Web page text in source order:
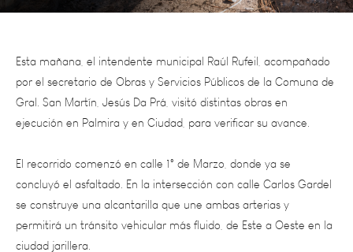
Esta mañana, el intendente municipal Raúl Rufeil, acompañado
por el secretario de Obras y Servicios Públicos de la Comuna de
Gral. San Martín, Jesús Da Prá, visitó distintas obras en
ejecución en Palmira y en Ciudad, para verificar su avance.
El recorrido comenzó en calle 1° de Marzo, donde ya se
concluyó el asfaltado. En la intersección con calle Carlos Gardel
se construye una alcantarilla que une ambas arterias y
permitirá un tránsito vehicular más fluido, de Este a Oeste en la
ciudad jarillera.